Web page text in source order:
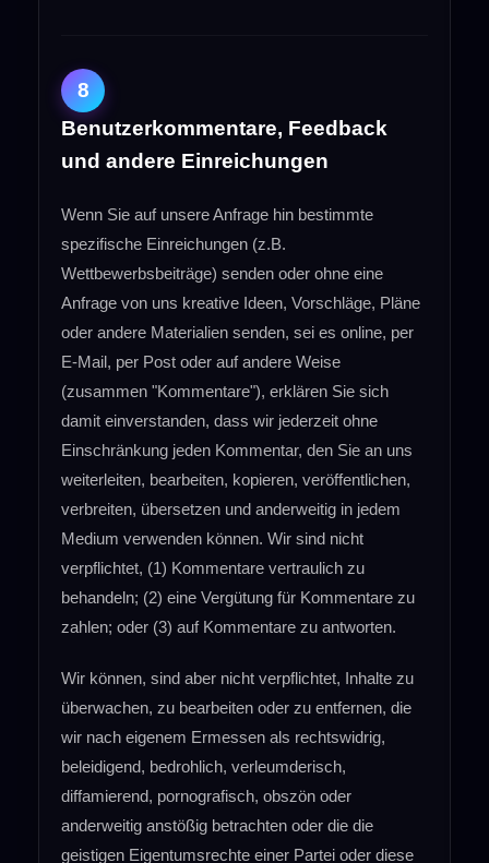
8
Benutzerkommentare, Feedback
und andere Einreichungen
Wenn Sie auf unsere Anfrage hin bestimmte
spezifische Einreichungen (z.B.
Wettbewerbsbeiträge) senden oder ohne eine
Anfrage von uns kreative Ideen, Vorschläge, Pläne
oder andere Materialien senden, sei es online, per
E-Mail, per Post oder auf andere Weise
(zusammen "Kommentare"), erklären Sie sich
damit einverstanden, dass wir jederzeit ohne
Einschränkung jeden Kommentar, den Sie an uns
weiterleiten, bearbeiten, kopieren, veröffentlichen,
verbreiten, übersetzen und anderweitig in jedem
Medium verwenden können. Wir sind nicht
verpflichtet, (1) Kommentare vertraulich zu
behandeln; (2) eine Vergütung für Kommentare zu
zahlen; oder (3) auf Kommentare zu antworten.
Wir können, sind aber nicht verpflichtet, Inhalte zu
überwachen, zu bearbeiten oder zu entfernen, die
wir nach eigenem Ermessen als rechtswidrig,
beleidigend, bedrohlich, verleumderisch,
diffamierend, pornografisch, obszön oder
anderweitig anstößig betrachten oder die die
geistigen Eigentumsrechte einer Partei oder diese